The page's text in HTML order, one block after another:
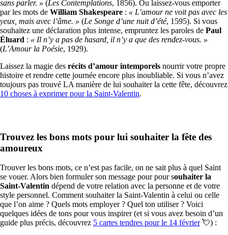
sans parler. » (Les Contemplations, 1856). Ou laissez-vous emporter
par les mots de William Shakespeare : « L’amour ne voit pas avec les
yeux, mais avec l’âme. » (Le Songe d’une nuit d’été, 1595). Si vous
souhaitez une déclaration plus intense, empruntez les paroles de Paul
Éluard : « Il n’y a pas de hasard, il n’y a que des rendez-vous. »
(L’Amour la Poésie, 1929).
Laissez la magie des récits d’amour intemporels nourrir votre propre
histoire et rendre cette journée encore plus inoubliable. Si vous n’avez
toujours pas trouvé LA manière de lui souhaiter la cette fête, découvrez
10 choses à exprimer pour la Saint-Valentin.
Trouvez les bons mots pour lui souhaiter la fête des
amoureux
Trouver les bons mots, ce n’est pas facile, on ne sait plus à quel Saint
se vouer. Alors bien formuler son message pour pour souhaiter la
Saint-Valentin dépend de votre relation avec la personne et de votre
style personnel. Comment souhaiter la Saint-Valentin à celui ou celle
que l’on aime ? Quels mots employer ? Quel ton utiliser ? Voici
quelques idées de tons pour vous inspirer (et si vous avez besoin d’un
guide plus précis, découvrez 5 cartes tendres pour le 14 février💘) :